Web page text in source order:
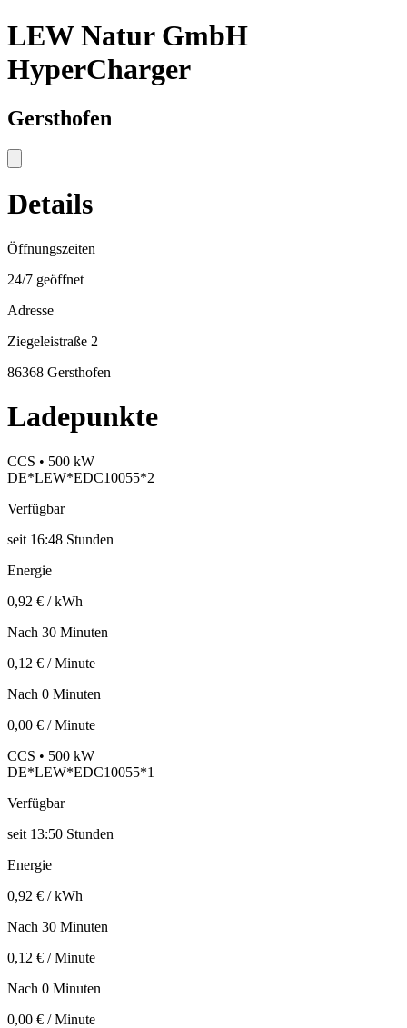
LEW Natur GmbH
HyperCharger
Gersthofen
Details
Öffnungszeiten
24/7 geöffnet
Adresse
Ziegeleistraße 2
86368 Gersthofen
Ladepunkte
CCS • 500 kW
DE*LEW*EDC10055*2
Verfügbar
seit 16:48 Stunden
Energie
0,92 € / kWh
Nach 30 Minuten
0,12 € / Minute
Nach 0 Minuten
0,00 € / Minute
CCS • 500 kW
DE*LEW*EDC10055*1
Verfügbar
seit 13:50 Stunden
Energie
0,92 € / kWh
Nach 30 Minuten
0,12 € / Minute
Nach 0 Minuten
0,00 € / Minute